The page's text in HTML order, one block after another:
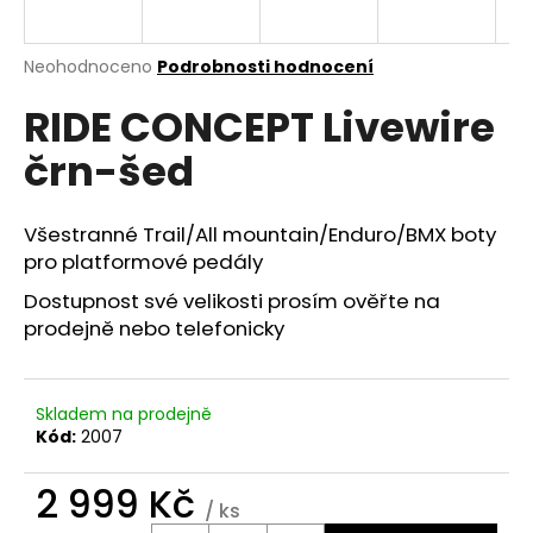
Průměrné
produktu
je
0,0
z
hvězdiček.
Neohodnoceno Podrobnosti hodnocení
RIDE CONCEPT Livewire
črn-šed
Všestranné Trail/All mountain/Enduro/BMX boty
pro platformové pedály
Dostupnost své velikosti prosím ověřte na
prodejně nebo telefonicky
Skladem na prodejně
Kód: 2007
2 999 Kč / ks
j
t
?
HLEDAT
D
o
p
r
u